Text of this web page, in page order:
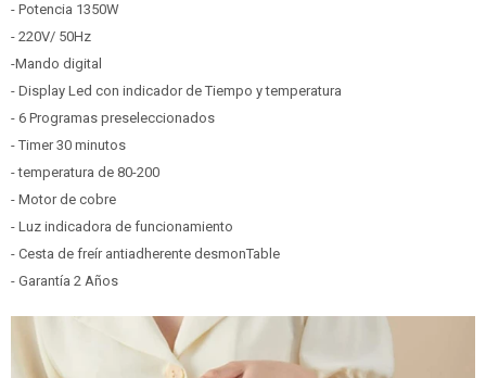
- Potencia 1350W
- 220V/ 50Hz
-Mando digital
- Display Led con indicador de Tiempo y temperatura
- 6 Programas preseleccionados
- Timer 30 minutos
- temperatura de 80-200
- Motor de cobre
- Luz indicadora de funcionamiento
- Cesta de freír antiadherente desmonTable
- Garantía 2 Años